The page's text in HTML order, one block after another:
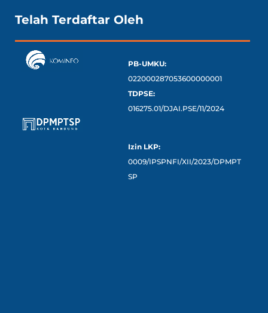
Telah Terdaftar Oleh
PB-UMKU:
022000287053600000001
TDPSE:
016275.01/DJAI.PSE/11/2024
Izin LKP:
0009/IPSPNFI/XII/2023/DPMPT
SP